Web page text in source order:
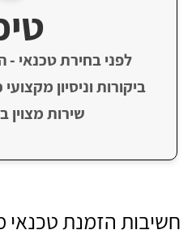
לפני בחירת טכנאי -
ביקורות וניסיון
שירות מצוין
חשיבות הזמנת